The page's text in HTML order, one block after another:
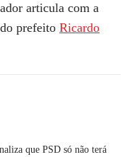
articula com a
prefeito Ricardo
que PSD só não terá